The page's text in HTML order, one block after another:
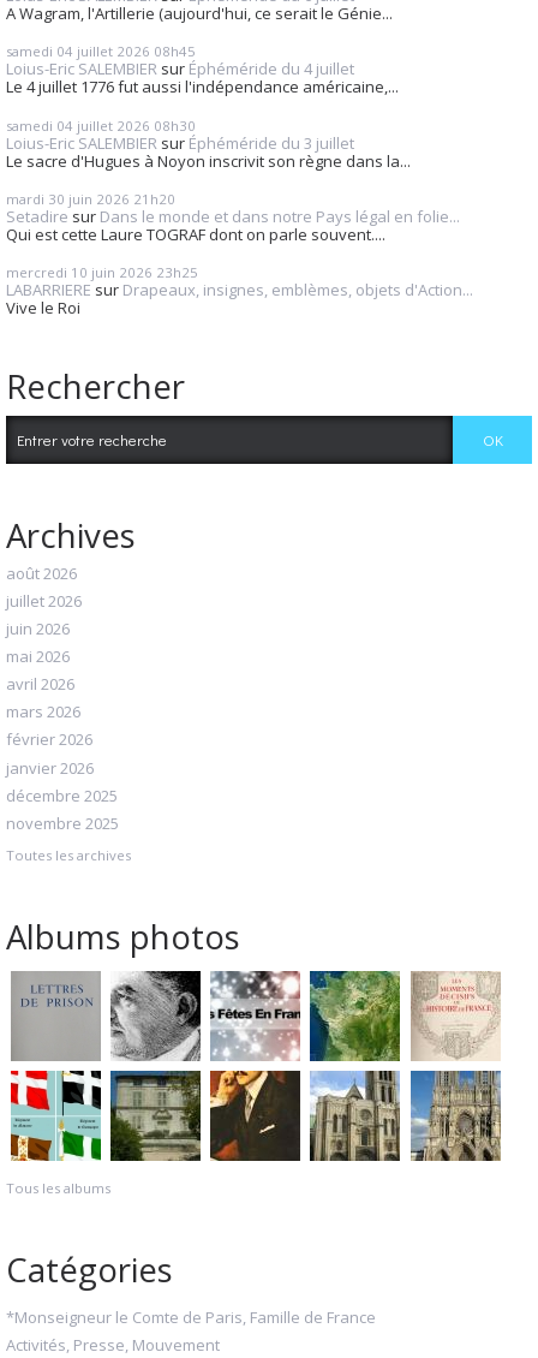
A Wagram, l'Artillerie (aujourd'hui, ce serait le Génie...
samedi 04 juillet 2026 08h45
Loius-Eric SALEMBIER sur Éphéméride du 4 juillet
Le 4 juillet 1776 fut aussi l'indépendance américaine,...
samedi 04 juillet 2026 08h30
Loius-Eric SALEMBIER sur Éphéméride du 3 juillet
Le sacre d'Hugues à Noyon inscrivit son règne dans la...
mardi 30 juin 2026 21h20
Setadire sur Dans le monde et dans notre Pays légal en folie...
Qui est cette Laure TOGRAF dont on parle souvent....
mercredi 10 juin 2026 23h25
LABARRIERE sur Drapeaux, insignes, emblèmes, objets d'Action...
Vive le Roi
Rechercher
Archives
août 2026
juillet 2026
juin 2026
mai 2026
avril 2026
mars 2026
février 2026
janvier 2026
décembre 2025
novembre 2025
Toutes les archives
Albums photos
Tous les albums
Catégories
*Monseigneur le Comte de Paris, Famille de France
Activités, Presse, Mouvement